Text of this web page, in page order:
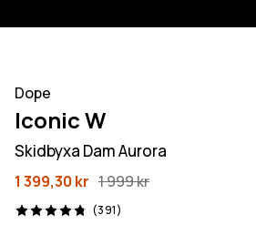
Dope
Iconic W
Skidbyxa Dam Aurora
1 399,30 kr 1 999 kr
(391)
391 recensioner, 4.8/5